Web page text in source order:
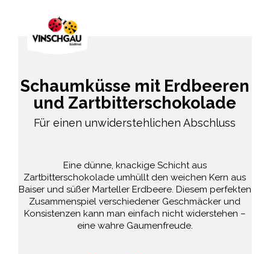
Schaumküsse mit Erdbeeren
und Zartbitterschokolade
Für einen unwiderstehlichen Abschluss
Eine dünne, knackige Schicht aus
Zartbitterschokolade umhüllt den weichen Kern aus
Baiser und süßer Marteller Erdbeere. Diesem perfekten
Zusammenspiel verschiedener Geschmäcker und
Konsistenzen kann man einfach nicht widerstehen –
eine wahre Gaumenfreude.